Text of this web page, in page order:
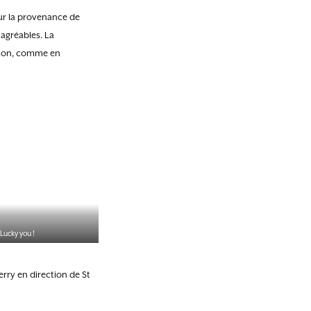
la provenance de
La
comme en
Lucky you !
en direction de St